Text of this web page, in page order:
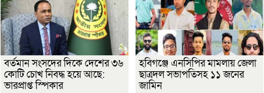
বর্তমান সংসদের দিকে দেশের ৩৬
কোটি চোখ নিবদ্ধ হয়ে আছে:
ভারপ্রাপ্ত স্পিকার
হবিগঞ্জে এনসিপির মামলায় জেলা
ছাত্রদল সভাপতিসহ ১১ জনের
জামিন